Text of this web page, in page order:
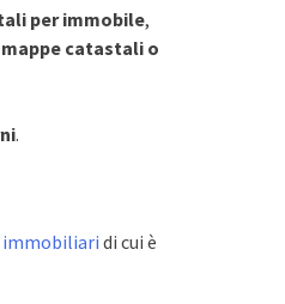
per immobile,
mappe catastali o
.
di cui è